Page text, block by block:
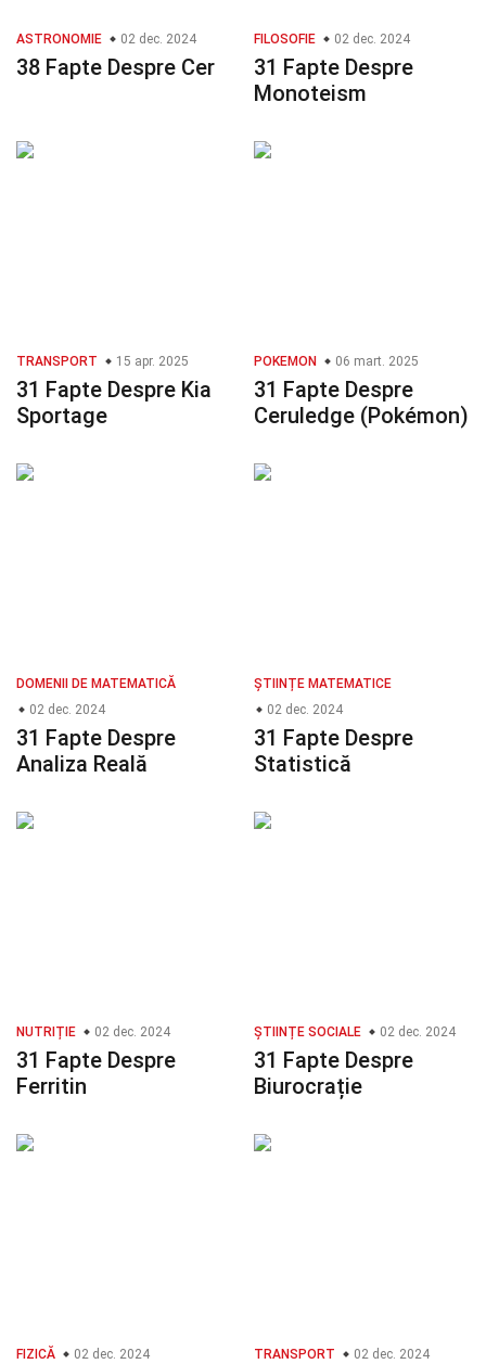
ASTRONOMIE 02 dec. 2024
38 Fapte Despre Cer
FILOSOFIE 02 dec. 2024
31 Fapte Despre
Monoteism
TRANSPORT 15 apr. 2025
31 Fapte Despre Kia
Sportage
POKEMON 06 mart. 2025
31 Fapte Despre
Ceruledge (Pokémon)
DOMENII DE MATEMATICĂ
02 dec. 2024
31 Fapte Despre
Analiza Reală
ȘTIINȚE MATEMATICE
02 dec. 2024
31 Fapte Despre
Statistică
NUTRIȚIE 02 dec. 2024
31 Fapte Despre
Ferritin
ȘTIINȚE SOCIALE 02 dec. 2024
31 Fapte Despre
Biurocrație
FIZICĂ 02 dec. 2024 TRANSPORT 02 dec. 2024